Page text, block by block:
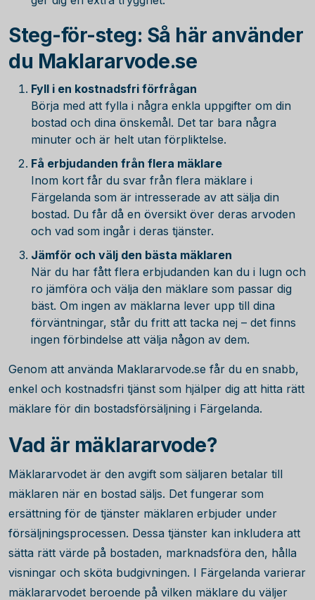
Steg-för-steg: Så här använder
du Maklararvode.se
Fyll i en kostnadsfri förfrågan
Börja med att fylla i några enkla uppgifter om din
bostad och dina önskemål. Det tar bara några
minuter och är helt utan förpliktelse.
Få erbjudanden från flera mäklare
Inom kort får du svar från flera mäklare i
Färgelanda som är intresserade av att sälja din
bostad. Du får då en översikt över deras arvoden
och vad som ingår i deras tjänster.
Jämför och välj den bästa mäklaren
När du har fått flera erbjudanden kan du i lugn och
ro jämföra och välja den mäklare som passar dig
bäst. Om ingen av mäklarna lever upp till dina
förväntningar, står du fritt att tacka nej – det finns
ingen förbindelse att välja någon av dem.
Genom att använda Maklararvode.se får du en snabb,
enkel och kostnadsfri tjänst som hjälper dig att hitta rätt
mäklare för din bostadsförsäljning i Färgelanda.
Vad är mäklararvode?
Mäklararvodet är den avgift som säljaren betalar till
mäklaren när en bostad säljs. Det fungerar som
ersättning för de tjänster mäklaren erbjuder under
försäljningsprocessen. Dessa tjänster kan inkludera att
sätta rätt värde på bostaden, marknadsföra den, hålla
visningar och sköta budgivningen. I Färgelanda varierar
mäklararvodet beroende på vilken mäklare du väljer